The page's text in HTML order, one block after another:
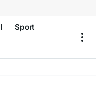
Sport